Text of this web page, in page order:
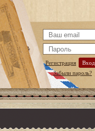
Регистрация
Вход
Забыли пароль?